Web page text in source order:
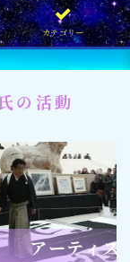
カテゴリー
の活動
アーティス